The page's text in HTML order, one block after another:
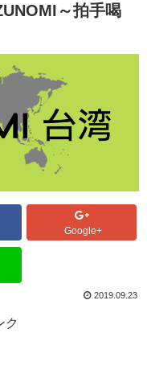
～拍手喝
Google+
2019.09.23
ク